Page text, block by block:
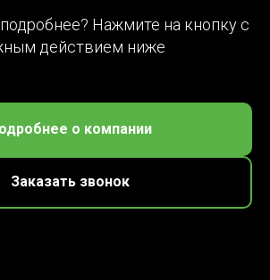
Нажмите на кнопку с
действием ниже
о компании
Заказать звонок